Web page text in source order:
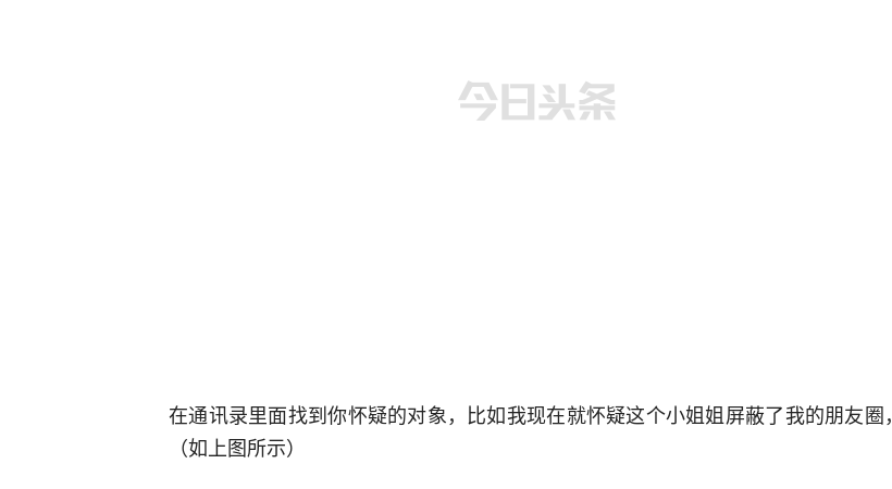
在通讯录里面找到你怀疑的对象，比如我现在就怀疑这个小姐姐屏蔽了我的朋友圈，
（如上图所示）